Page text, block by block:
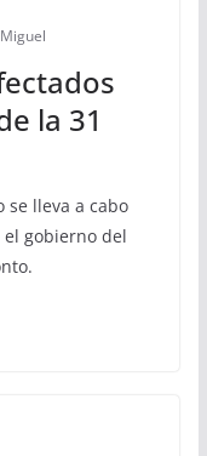
la 31
se lleva a cabo
gobierno del